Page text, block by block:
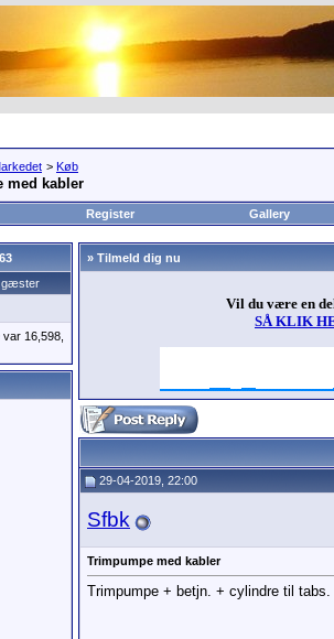
> Køb
med kabler
Register Gallery
gæster
16,598,
» Tilmeld dig nu
Vil du være en
SÅ KLIK
29-04-2019, 22:00
Sfbk
Trimpumpe med kabler
Trimpumpe + betjn. + cylindre til tabs.